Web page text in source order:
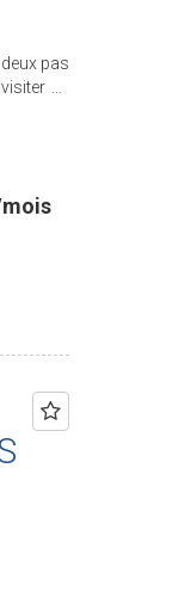
pas
ce
d'une
Sa
mois